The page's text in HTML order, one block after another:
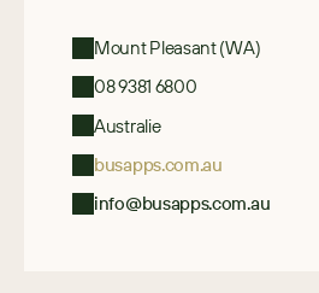
Mount Pleasant (WA)
08 9381 6800
Australie
busapps.com.au
info@busapps.com.au